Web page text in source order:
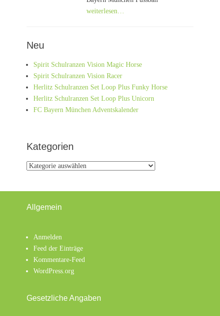
weiterlesen…
Neu
Spirit Schulranzen Vision Magic Horse
Spirit Schulranzen Vision Racer
Herlitz Schulranzen Set Loop Plus Funky Horse
Herlitz Schulranzen Set Loop Plus Unicorn
FC Bayern München Adventskalender
Kategorien
Kategorien
Allgemein
Anmelden
Feed der Einträge
Kommentare-Feed
WordPress.org
Gesetzliche Angaben